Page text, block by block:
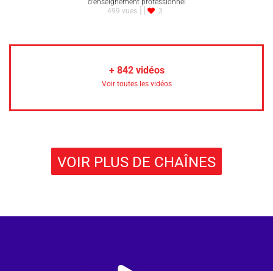
499 vues
3
+ 842vidéos
Voir toutes les vidéos
VOIR PLUS DE CHAÎNES